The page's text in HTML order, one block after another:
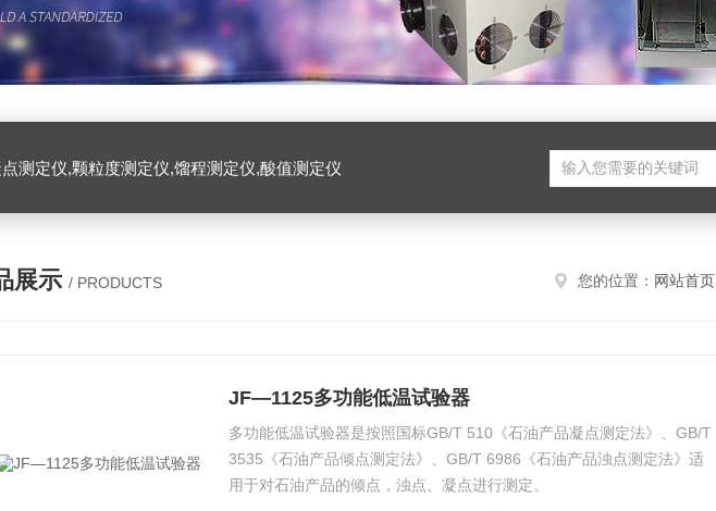
测定仪,颗粒度测定仪,馏程测定仪,酸值测定仪
展示 / PRODUCTS 您的位置： 网站首页
JF—1125多功能低温试验器
多功能低温试验器是按照国标GB/T 510《石油产品凝点测定法》、GB/T
3535《石油产品倾点测定法》、GB/T 6986《石油产品浊点测定法》适
用于对石油产品的倾点，浊点、凝点进行测定。